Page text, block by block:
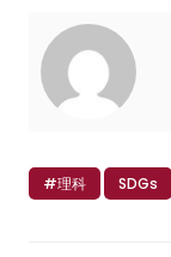
#理科 SDGs